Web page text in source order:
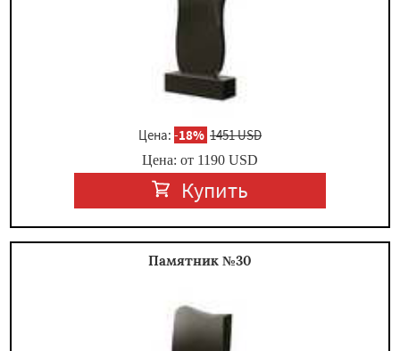
Цена: -18% 1451 USD
Цена: от 1190 USD
Купить
Памятник №30